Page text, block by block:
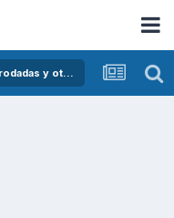
Concentraciones Nacionales, Quedadas, rodadas y otras crónicas del asfalto